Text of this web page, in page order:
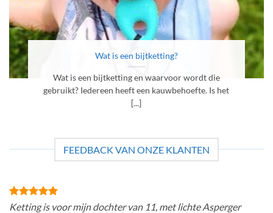
Wat is een bijtketting?
Wat is een bijtketting en waarvoor wordt die
gebruikt? Iedereen heeft een kauwbehoefte. Is het
[...]
FEEDBACK VAN ONZE KLANTEN
Ketting is voor mijn dochter van 11, met lichte Asperger